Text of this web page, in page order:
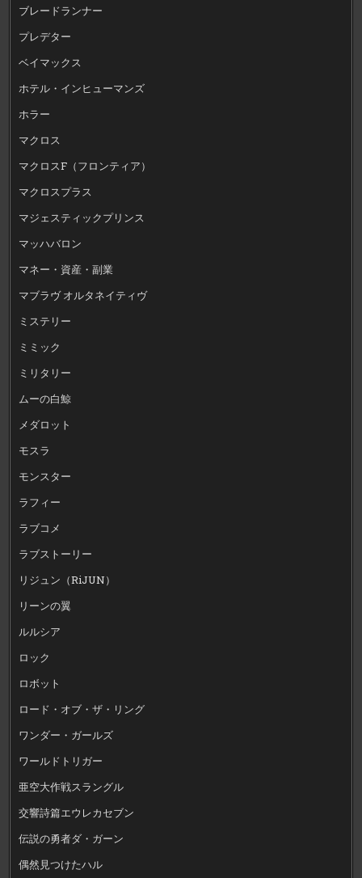
ブレードランナー
プレデター
ベイマックス
ホテル・インヒューマンズ
ホラー
マクロス
マクロスF（フロンティア）
マクロスプラス
マジェスティックプリンス
マッハバロン
マネー・資産・副業
マブラヴ オルタネイティヴ
ミステリー
ミミック
ミリタリー
ムーの白鯨
メダロット
モスラ
モンスター
ラフィー
ラブコメ
ラブストーリー
リジュン（RiJUN）
リーンの翼
ルルシア
ロック
ロボット
ロード・オブ・ザ・リング
ワンダー・ガールズ
ワールドトリガー
亜空大作戦スラングル
交響詩篇エウレカセブン
伝説の勇者ダ・ガーン
偶然見つけたハル